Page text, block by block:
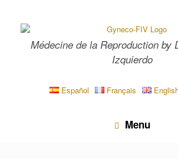
content
Médecine de la Reproduction by
Izquierdo
Español Français
Menu